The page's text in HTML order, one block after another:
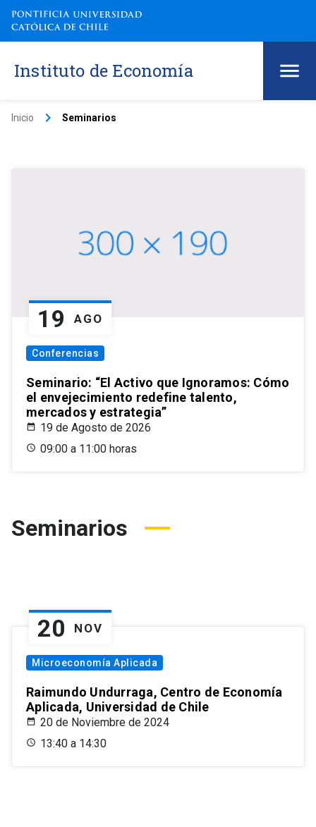
Instituto de Economía
Inicio keyboard_arrow_right Seminarios
19 AGO
Conferencias
Seminario: “El Activo que Ignoramos: Cómo
el envejecimiento redefine talento,
mercados y estrategia”
19 de Agosto de 2026
09:00 a 11:00 horas
Seminarios
20 NOV
Microeconomía Aplicada
Raimundo Undurraga, Centro de Economía
Aplicada, Universidad de Chile
20 de Noviembre de 2024
13:40 a 14:30